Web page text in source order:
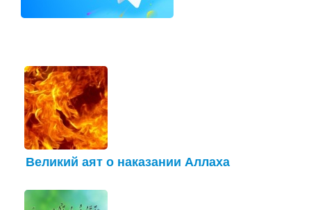
Великий аят о наказании Аллаха